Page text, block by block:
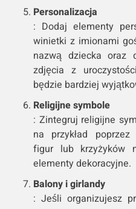
Personalizacja
: Dodaj elementy
winietki z imionami
nazwą dziecka oraz
zdjęcia z
będzie bardziej
Religijne symbole
: Zintegruj religijne
na przykład poprzez
figur lub krzyżyków
elementy dekoracyjne.
Balony i girlandy
: Jeśli organizujesz